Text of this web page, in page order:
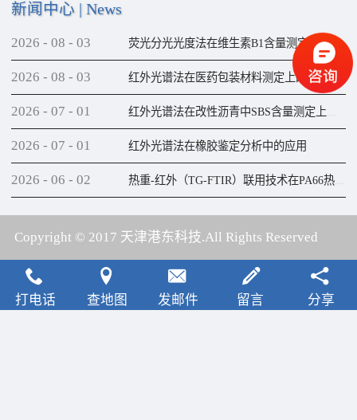
新闻中心 News
荧光分光光度法在维生素B1含量测定上的应用
2026 - 08 - 03
红外光谱法在医药包装材料测定上的应用
2026 - 08 - 03
红外光谱法在改性沥青中SBS含量测定上的应用
2026 - 07 - 01
红外光谱法在橡胶鉴定分析中的应用
2026 - 07 - 01
热重-红外（TG-FTIR）联用技术在PA66热解研究上的应用
2026 - 06 - 02
Copyright © 2017 天津港东科技.All Rights Reserved
犀牛云提供云计算服务
打电话 查地图 发邮件 留言 分享